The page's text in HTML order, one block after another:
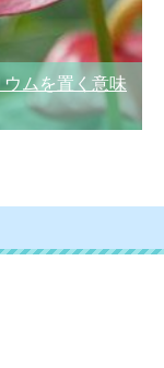
ウムを置く意味